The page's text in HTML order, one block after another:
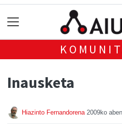
Inausketa
Hiazinto Fernandorena 2009ko